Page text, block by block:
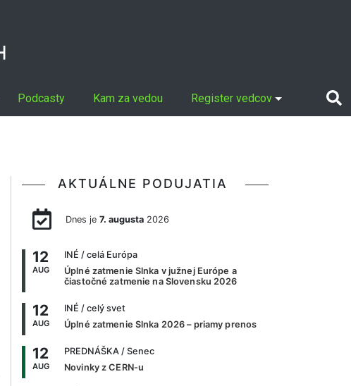
Podcasty Kam za vedou Register vedcov
AKTUÁLNE PODUJATIA
Dnes je 7. augusta2026
12
AUG
INÉ / celá Európa
Úplné zatmenie Slnka v južnej Európe a
čiastočné zatmenie na Slovensku 2026
12
AUG
INÉ / celý svet
Úplné zatmenie Slnka 2026 – priamy prenos
12
AUG
PREDNÁŠKA / Senec
Novinky z CERN-u